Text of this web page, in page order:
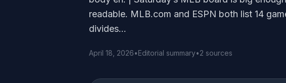
readable. MLB.com and ESPN both list 14
divides...
April 18, 2026•Editorial summary•2 sources